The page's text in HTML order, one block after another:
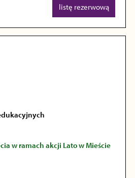
listę rezerwową
w ramach akcji Lato w Mieście